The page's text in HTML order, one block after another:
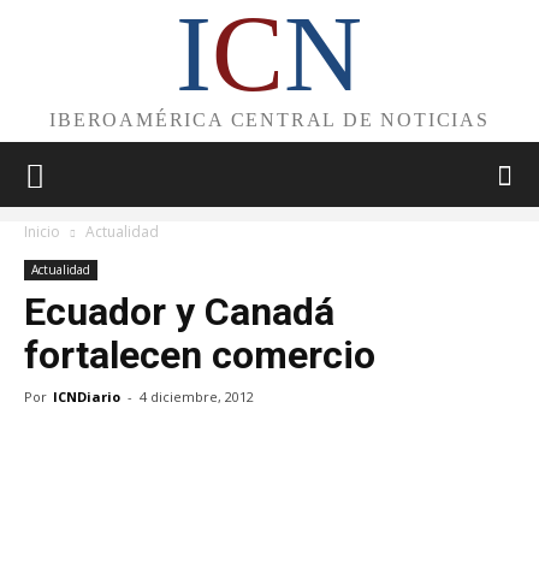
ICN
IBEROAMÉRICA CENTRAL DE NOTICIAS
Inicio Actualidad
Actualidad
Ecuador y Canadá
fortalecen comercio
Por ICNDiario - 4 diciembre, 2012